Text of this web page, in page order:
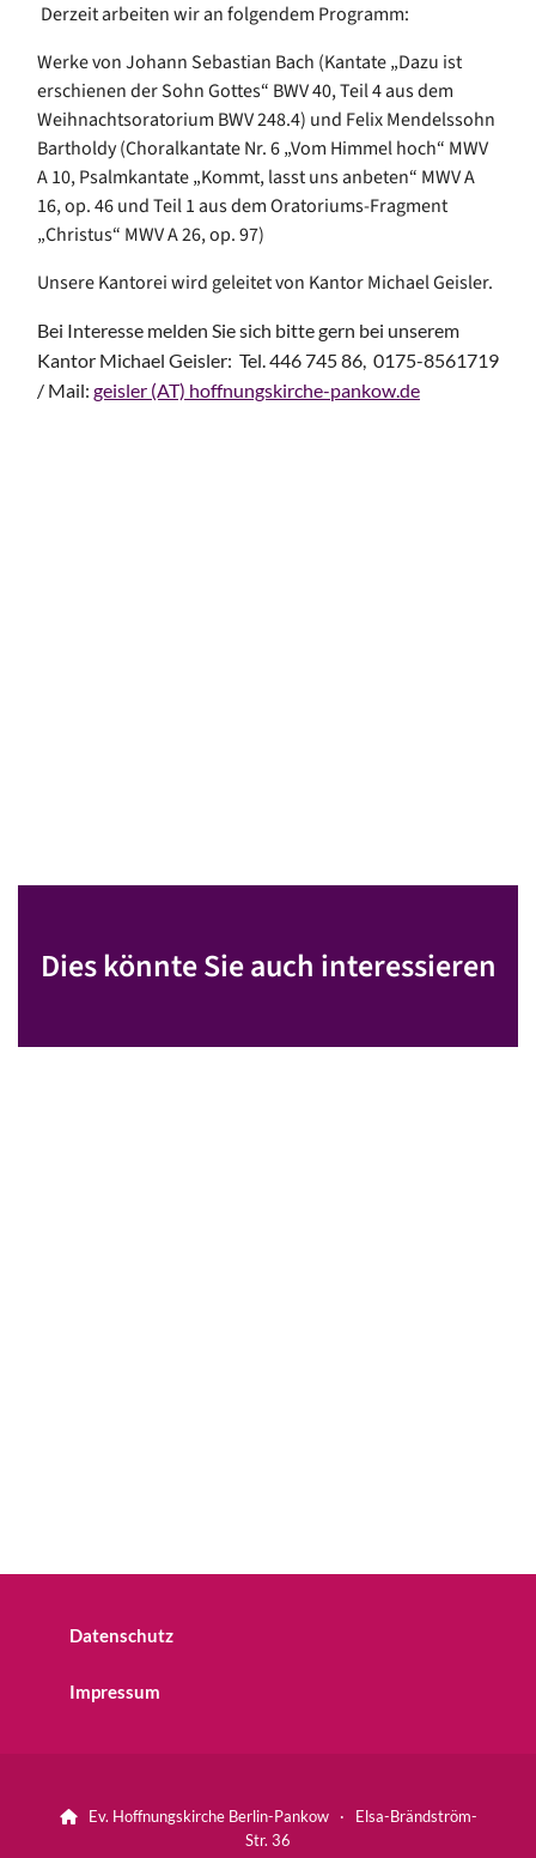
Derzeit arbeiten wir an folgendem Programm:
Werke von Johann Sebastian Bach (Kantate „Dazu ist
erschienen der Sohn Gottes“ BWV 40, Teil 4 aus dem
Weihnachtsoratorium BWV 248.4) und Felix Mendelssohn
Bartholdy (Choralkantate Nr. 6 „Vom Himmel hoch“ MWV
A 10, Psalmkantate „Kommt, lasst uns anbeten“ MWV A
16, op. 46 und Teil 1 aus dem Oratoriums-Fragment
„Christus“ MWV A 26, op. 97)
Unsere Kantorei wird geleitet von Kantor Michael Geisler.
Bei Interesse melden Sie sich bitte gern bei unserem
Kantor Michael Geisler: Tel. 446 745 86, 0175-8561719
/ Mail: geisler (AT) hoffnungskirche-pankow.de
Dies könnte Sie auch interessieren
Datenschutz
Impressum
Ev. Hoffnungskirche Berlin-Pankow · Elsa-Brändström-
Str. 36